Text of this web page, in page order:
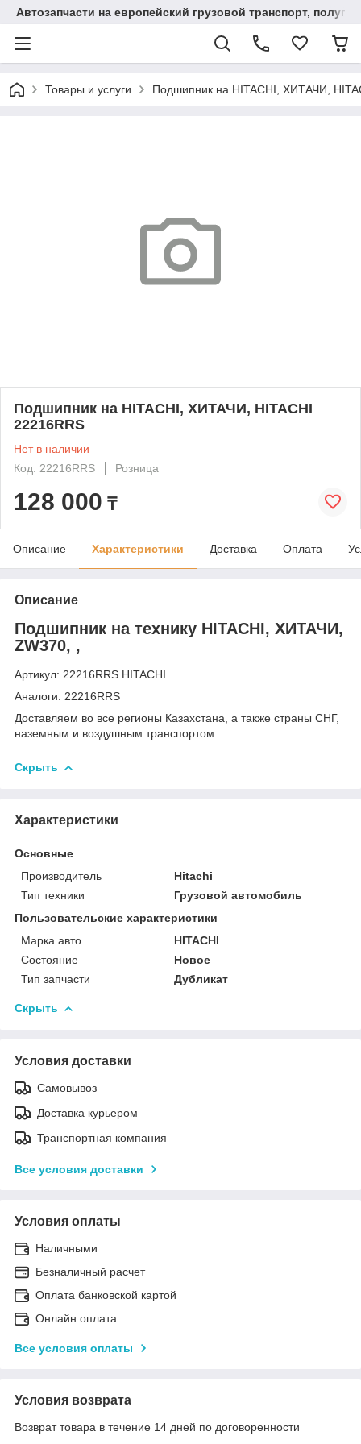
Автозапчасти на европейский грузовой транспорт,
Товары и услуги Подшипник на HITACHI, ХИТАЧИ,
Подшипник на HITACHI, ХИТАЧИ, HITACHI
22216RRS
Нет в наличии
Код: 22216RRS
Розница
128 000 ₸
Описание Характеристики Доставка Оплата
Описание
Подшипник на технику HITACHI, ХИТАЧИ,
ZW370, ,
Артикул: 22216RRS HITACHI
Аналоги: 22216RRS
Доставляем во все регионы Казахстана, а также страны СНГ,
наземным и воздушным транспортом.
Скрыть
Характеристики
Основные
Производитель
Hitachi
Тип техники
Грузовой автомобиль
Пользовательские характеристики
Марка авто
HITACHI
Состояние
Новое
Тип запчасти
Дубликат
Скрыть
Условия доставки
Самовывоз
Доставка курьером
Транспортная компания
Все условия доставки
Условия оплаты
Наличными
Безналичный расчет
Оплата банковской картой
Онлайн оплата
Все условия оплаты
Условия возврата
Возврат товара в течение 14 дней по договоренности